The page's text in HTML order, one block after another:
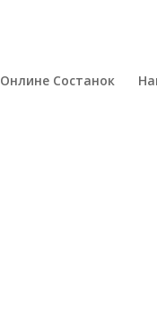
Онлине Состанок